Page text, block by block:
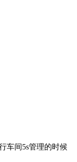
车间5s管理的时候